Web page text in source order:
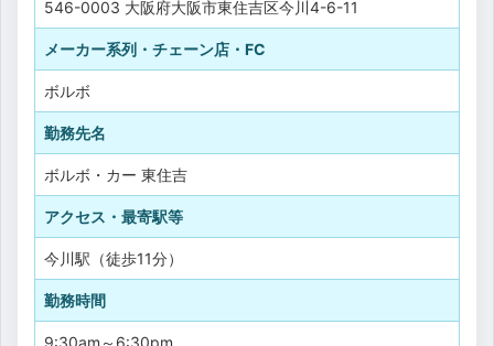
546-0003 大阪府大阪市東住吉区今川4-6-11
メーカー系列・チェーン店・FC
ボルボ
勤務先名
ボルボ・カー 東住吉
アクセス・最寄駅等
今川駅（徒歩11分）
勤務時間
9:30am～6:30pm